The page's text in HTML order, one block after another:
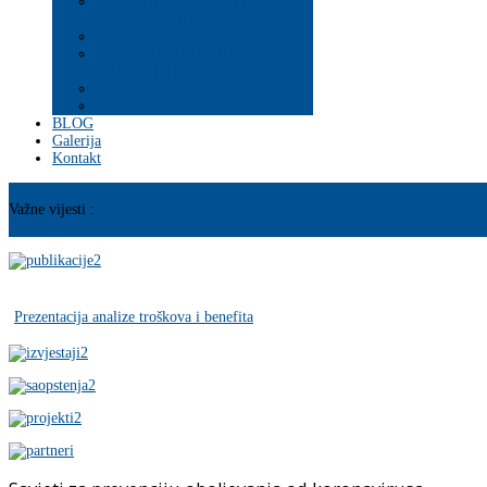
BLOG
Galerija
Kontakt
Važne vijesti :
Prezentacija analize troškova i benefita